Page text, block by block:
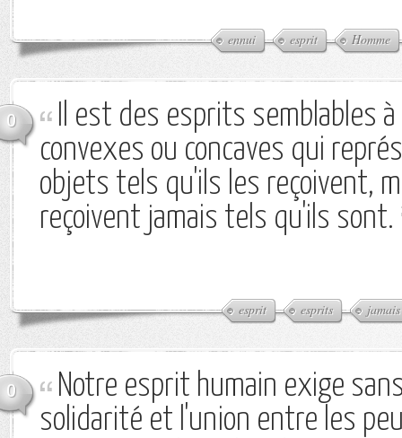
ennui esprit Homme
0
Il est des esprits semblables
convexes ou concaves qui
objets tels qu'ils les reçoivent,
reçoivent jamais tels qu'ils sont.
esprit esprits jamais
0
Notre esprit humain exige
solidarité et l'union entre les